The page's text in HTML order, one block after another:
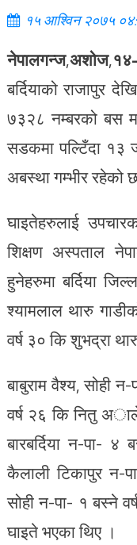
१५ आश्विन २०७५
नेपालगन्ज,अशोज,१४-
बर्दियाको
७३२८ नम्बरको बस
सडकमा पल्टिँदा १३
अबस्था गम्भीर रहेको
घाइतेहरुलाई
शिक्षण अस्पताल
हुनेहरुमा बर्दिया
श्यामलाल थारु
वर्ष ३० कि शुभद्रा
बाबुराम वैश्य, सोही
वर्ष २६ कि नितु
बारबर्दिया न-पा-
कैलाली टिकापुर न-
सोही न-पा- १ बस्ने
घाइते भएका थिए ।